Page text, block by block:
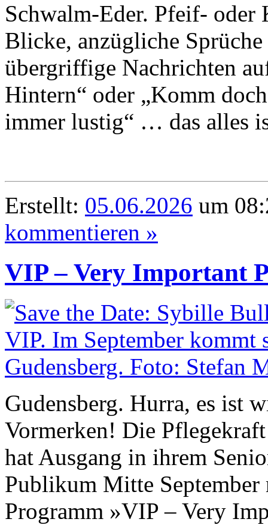
Schwalm-Eder. Pfeif- oder
Blicke, anzügliche
übergriffige Nachrichten
Hintern“ oder „Komm
immer lustig“ … das alles
Erstellt: 05.06.2026 um
kommentieren »
VIP – Very Important
Gudensberg. Hurra, es ist
Vormerken! Die
hat Ausgang in ihrem
Publikum Mitte
Programm »VIP – Very